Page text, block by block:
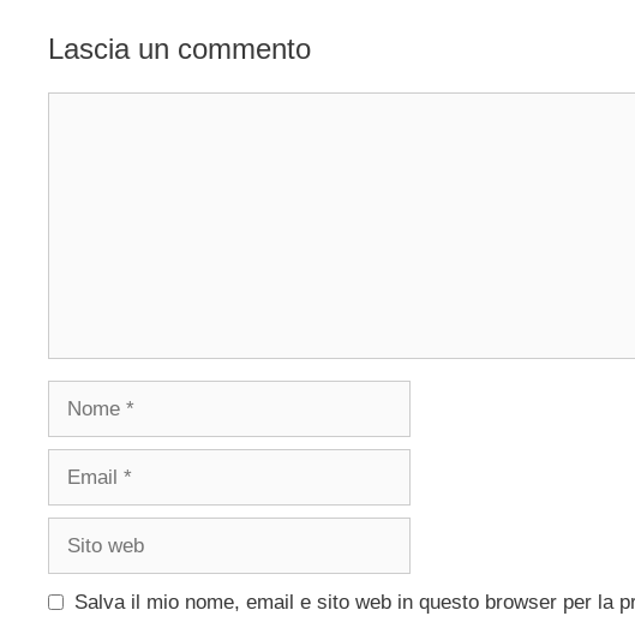
Lascia un commento
Nome
Email
Sito
Salva il mio nome, email e sito web in questo browser per la